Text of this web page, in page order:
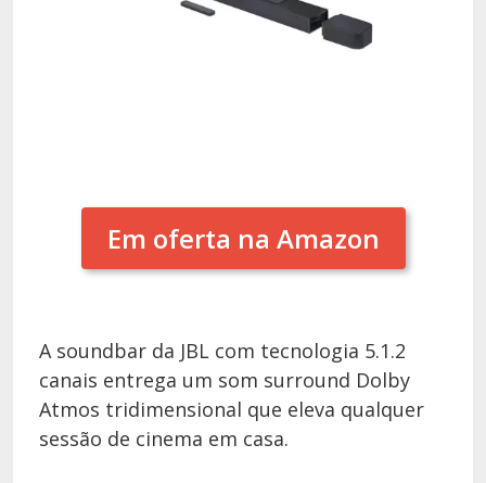
Em oferta na Amazon
A soundbar da JBL com tecnologia 5.1.2
canais entrega um som surround Dolby
Atmos tridimensional que eleva qualquer
sessão de cinema em casa.